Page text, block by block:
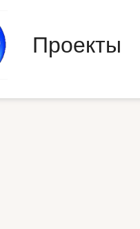
Проекты